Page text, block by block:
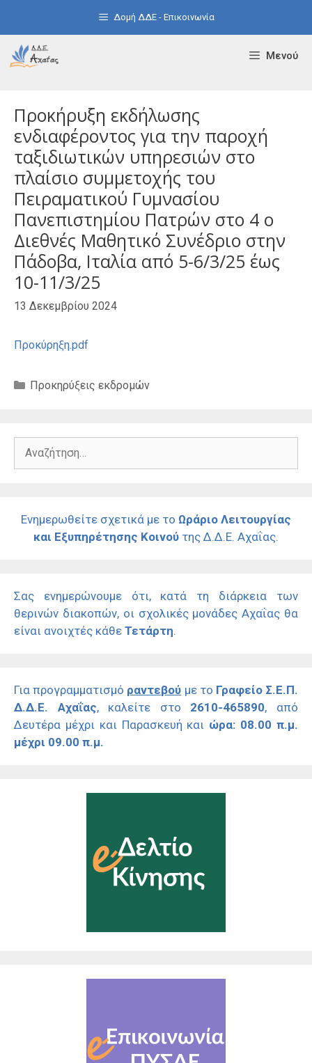
Δομή ΔΔΕ - Επικοινωνία
Μενού
Προκήρυξη εκδήλωσης
ενδιαφέροντος για την παροχή
ταξιδιωτικών υπηρεσιών στο
πλαίσιο συμμετοχής του
Πειραματικού Γυμνασίου
Πανεπιστημίου Πατρών στο 4 ο
Διεθνές Μαθητικό Συνέδριο στην
Πάδοβα, Ιταλία από 5-6/3/25 έως
10-11/3/25
13 Δεκεμβρίου 2024
Προκύρηξη.pdf
Κατηγορίες
Προκηρύξεις εκδρομών
Αναζήτηση
Ενημερωθείτε σχετικά με το Ωράριο Λειτουργίας
και Εξυπηρέτησης Κοινού της Δ.Δ.Ε. Αχαΐας.
Σας ενημερώνουμε ότι, κατά τη διάρκεια των
θερινών διακοπών, οι σχολικές μονάδες Αχαΐας θα
είναι ανοιχτές κάθε Τετάρτη.
Για προγραμματισμό ραντεβού με το Γραφείο Σ.Ε.Π.
Δ.Δ.Ε. Αχαΐας, καλείτε στο 2610-465890, από
Δευτέρα μέχρι και Παρασκευή και ώρα: 08.00 π.μ.
μέχρι 09.00 π.μ.